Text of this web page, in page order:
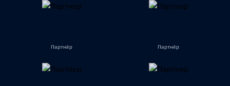
Партнёр Партнёр